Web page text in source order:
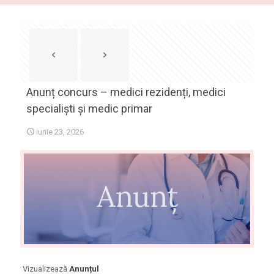
Anunț concurs – medici rezidenți, medici
specialiști și medic primar
iunie 23, 2026
Vizualizează Anunțul